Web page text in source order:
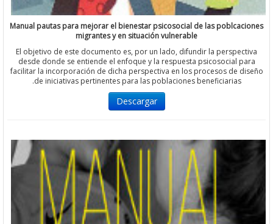
Manual pautas para mejorar el bienestar psicosocial de las
migrantes y en situación vulnerable
El objetivo de este documento es, por un lado, difundir la
desde donde se entiende el enfoque y la respuesta psicosocial
facilitar la incorporación de dicha perspectiva en los procesos de
de iniciativas pertinentes para las poblaciones beneficiarias.
Descargar